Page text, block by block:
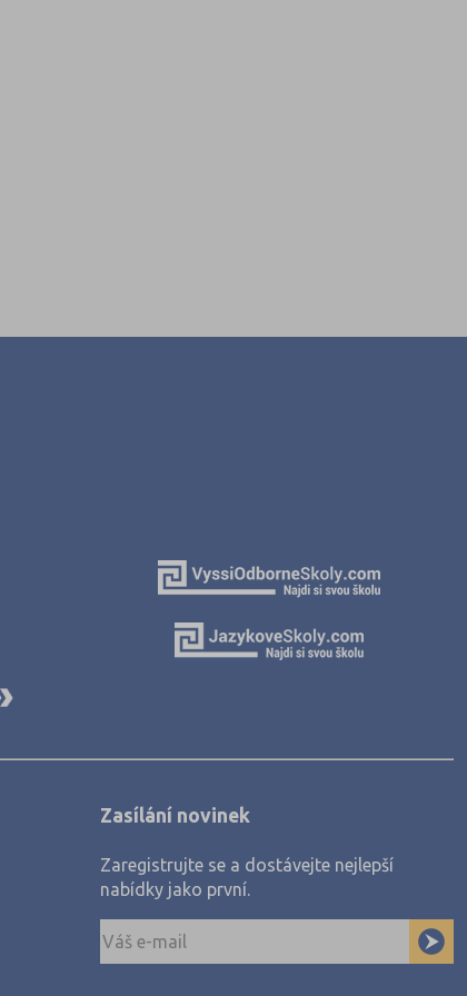
Zasílání novinek
Zaregistrujte se a dostávejte nejlepší
nabídky jako první.